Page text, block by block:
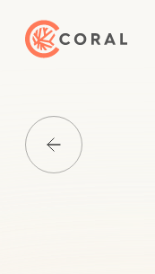
トップページへ戻る
Media一覧に戻る